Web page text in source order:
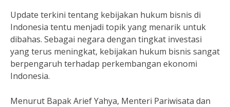
Update terkini tentang kebijakan hukum bisnis di
Indonesia tentu menjadi topik yang menarik untuk
dibahas. Sebagai negara dengan tingkat investasi
yang terus meningkat, kebijakan hukum bisnis sangat
berpengaruh terhadap perkembangan ekonomi
Indonesia.
Menurut Bapak Arief Yahya, Menteri Pariwisata dan